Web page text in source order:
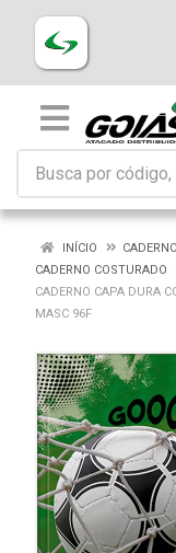
INÍCIO
CADERNO COSTURADO
CADERNO CAPA DURA
MASC 96F